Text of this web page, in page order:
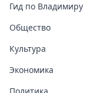
Гид по Владимиру
Общество
Культура
Экономика